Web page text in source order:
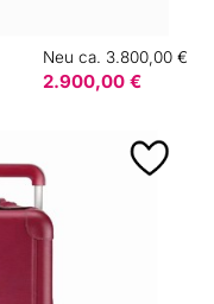
Neu ca. 3.800,00 €
2.900,00 €